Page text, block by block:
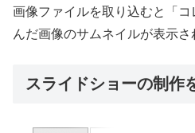
画像ファイルを取り込むと「
んだ画像のサムネイルが表示さ
スライドショーの制作